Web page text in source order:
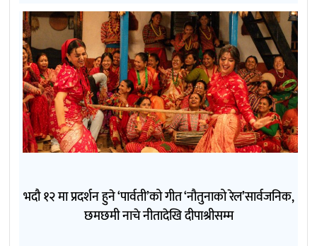
भदौ १२ मा प्रदर्शन हुने ‘पार्वती’को गीत ‘नौतुनाको रेल’सार्वजनिक,
छमछमी नाचे नीतादेखि दीपाश्रीसम्म